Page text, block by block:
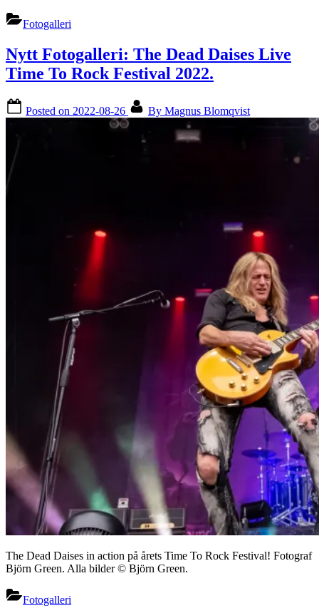
Fotogalleri
Nytt Fotogalleri: The Dead Daises Live
Time To Rock Festival 2022.
Posted on 2022-08-26 By Magnus Blomqvist
The Dead Daises in action på årets Time To Rock Festival! Fotograf
Björn Green. Alla bilder ©️ Björn Green.
Fotogalleri